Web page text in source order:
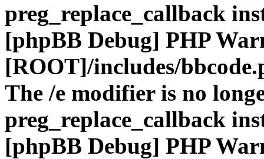
preg_replace_callback
[phpBB Debug] PHP
[ROOT]/includes/
The /e modifier is no
preg_replace_callback
[phpBB Debug] PHP